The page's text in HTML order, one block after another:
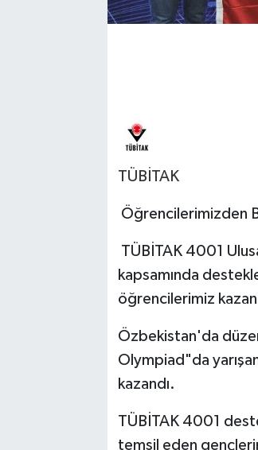
TÜBİTAK
Öğrencilerimizden
TÜBİTAK 4001
kapsamında
öğrencilerimiz
Özbekistan'da
Olympiad"da
kazandı.
TÜBİTAK 4001
temsil eden